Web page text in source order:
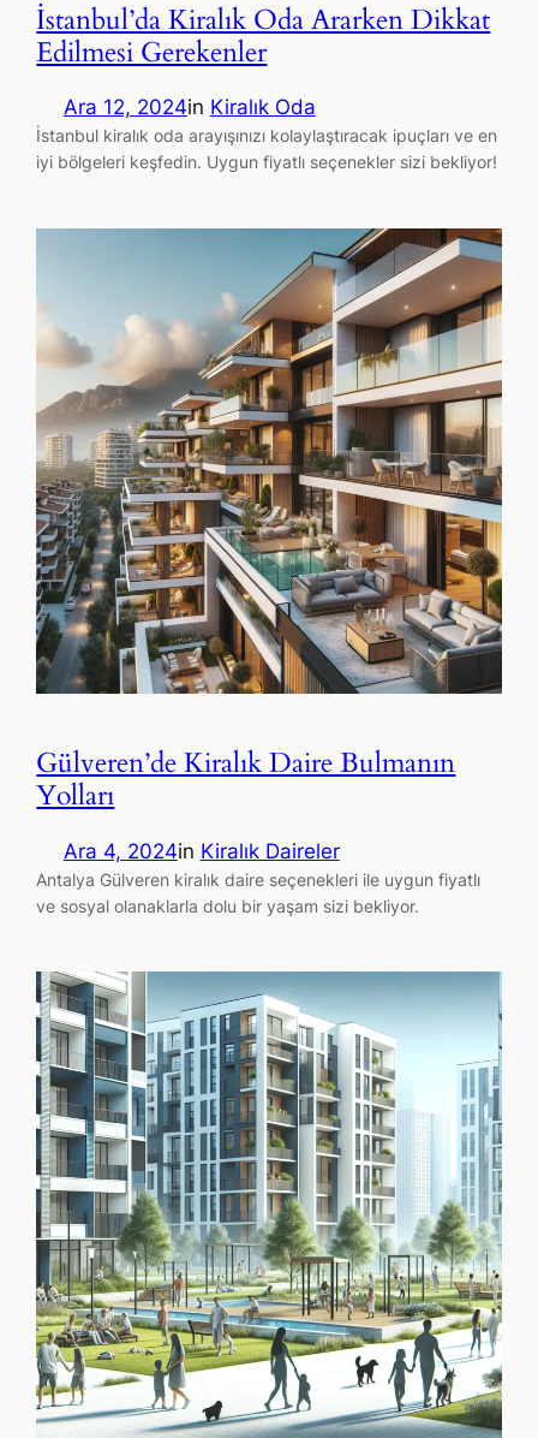
İstanbul’da Kiralık Oda Ararken Dikkat
Edilmesi Gerekenler
Ara 12, 2024in Kiralık Oda
İstanbul kiralık oda arayışınızı kolaylaştıracak ipuçları ve en
iyi bölgeleri keşfedin. Uygun fiyatlı seçenekler sizi bekliyor!
Gülveren’de Kiralık Daire Bulmanın
Yolları
Ara 4, 2024in Kiralık Daireler
Antalya Gülveren kiralık daire seçenekleri ile uygun fiyatlı
ve sosyal olanaklarla dolu bir yaşam sizi bekliyor.